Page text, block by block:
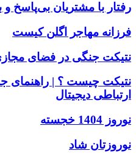
رفتار با مشتریان بی‌پاسخ و
فرزانه مهاجر اگلن کیست
نتیکت جنگی در فضای
نتیکت چیست ؟ | راهنمای
ارتباطی دیجیتال
نوروز 1404 خجسته
نوروزتان شاد